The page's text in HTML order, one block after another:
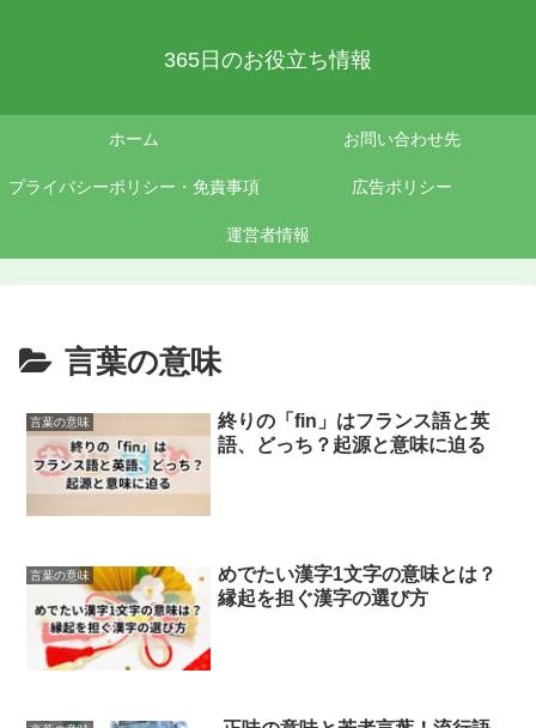
365日のお役立ち情報
ホーム お問い合わせ先
プライバシーポリシー・免責事項 広告ポリシー
運営者情報
言葉の意味
言葉の意味
終りの「fin」はフランス語と英
語、どっち？起源と意味に迫る
言葉の意味
めでたい漢字1文字の意味とは？
縁起を担ぐ漢字の選び方